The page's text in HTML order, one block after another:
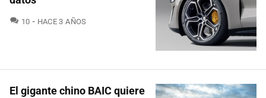
10 COMENTARIOS
HACE 3 AÑOS
El gigante chino BAIC quiere